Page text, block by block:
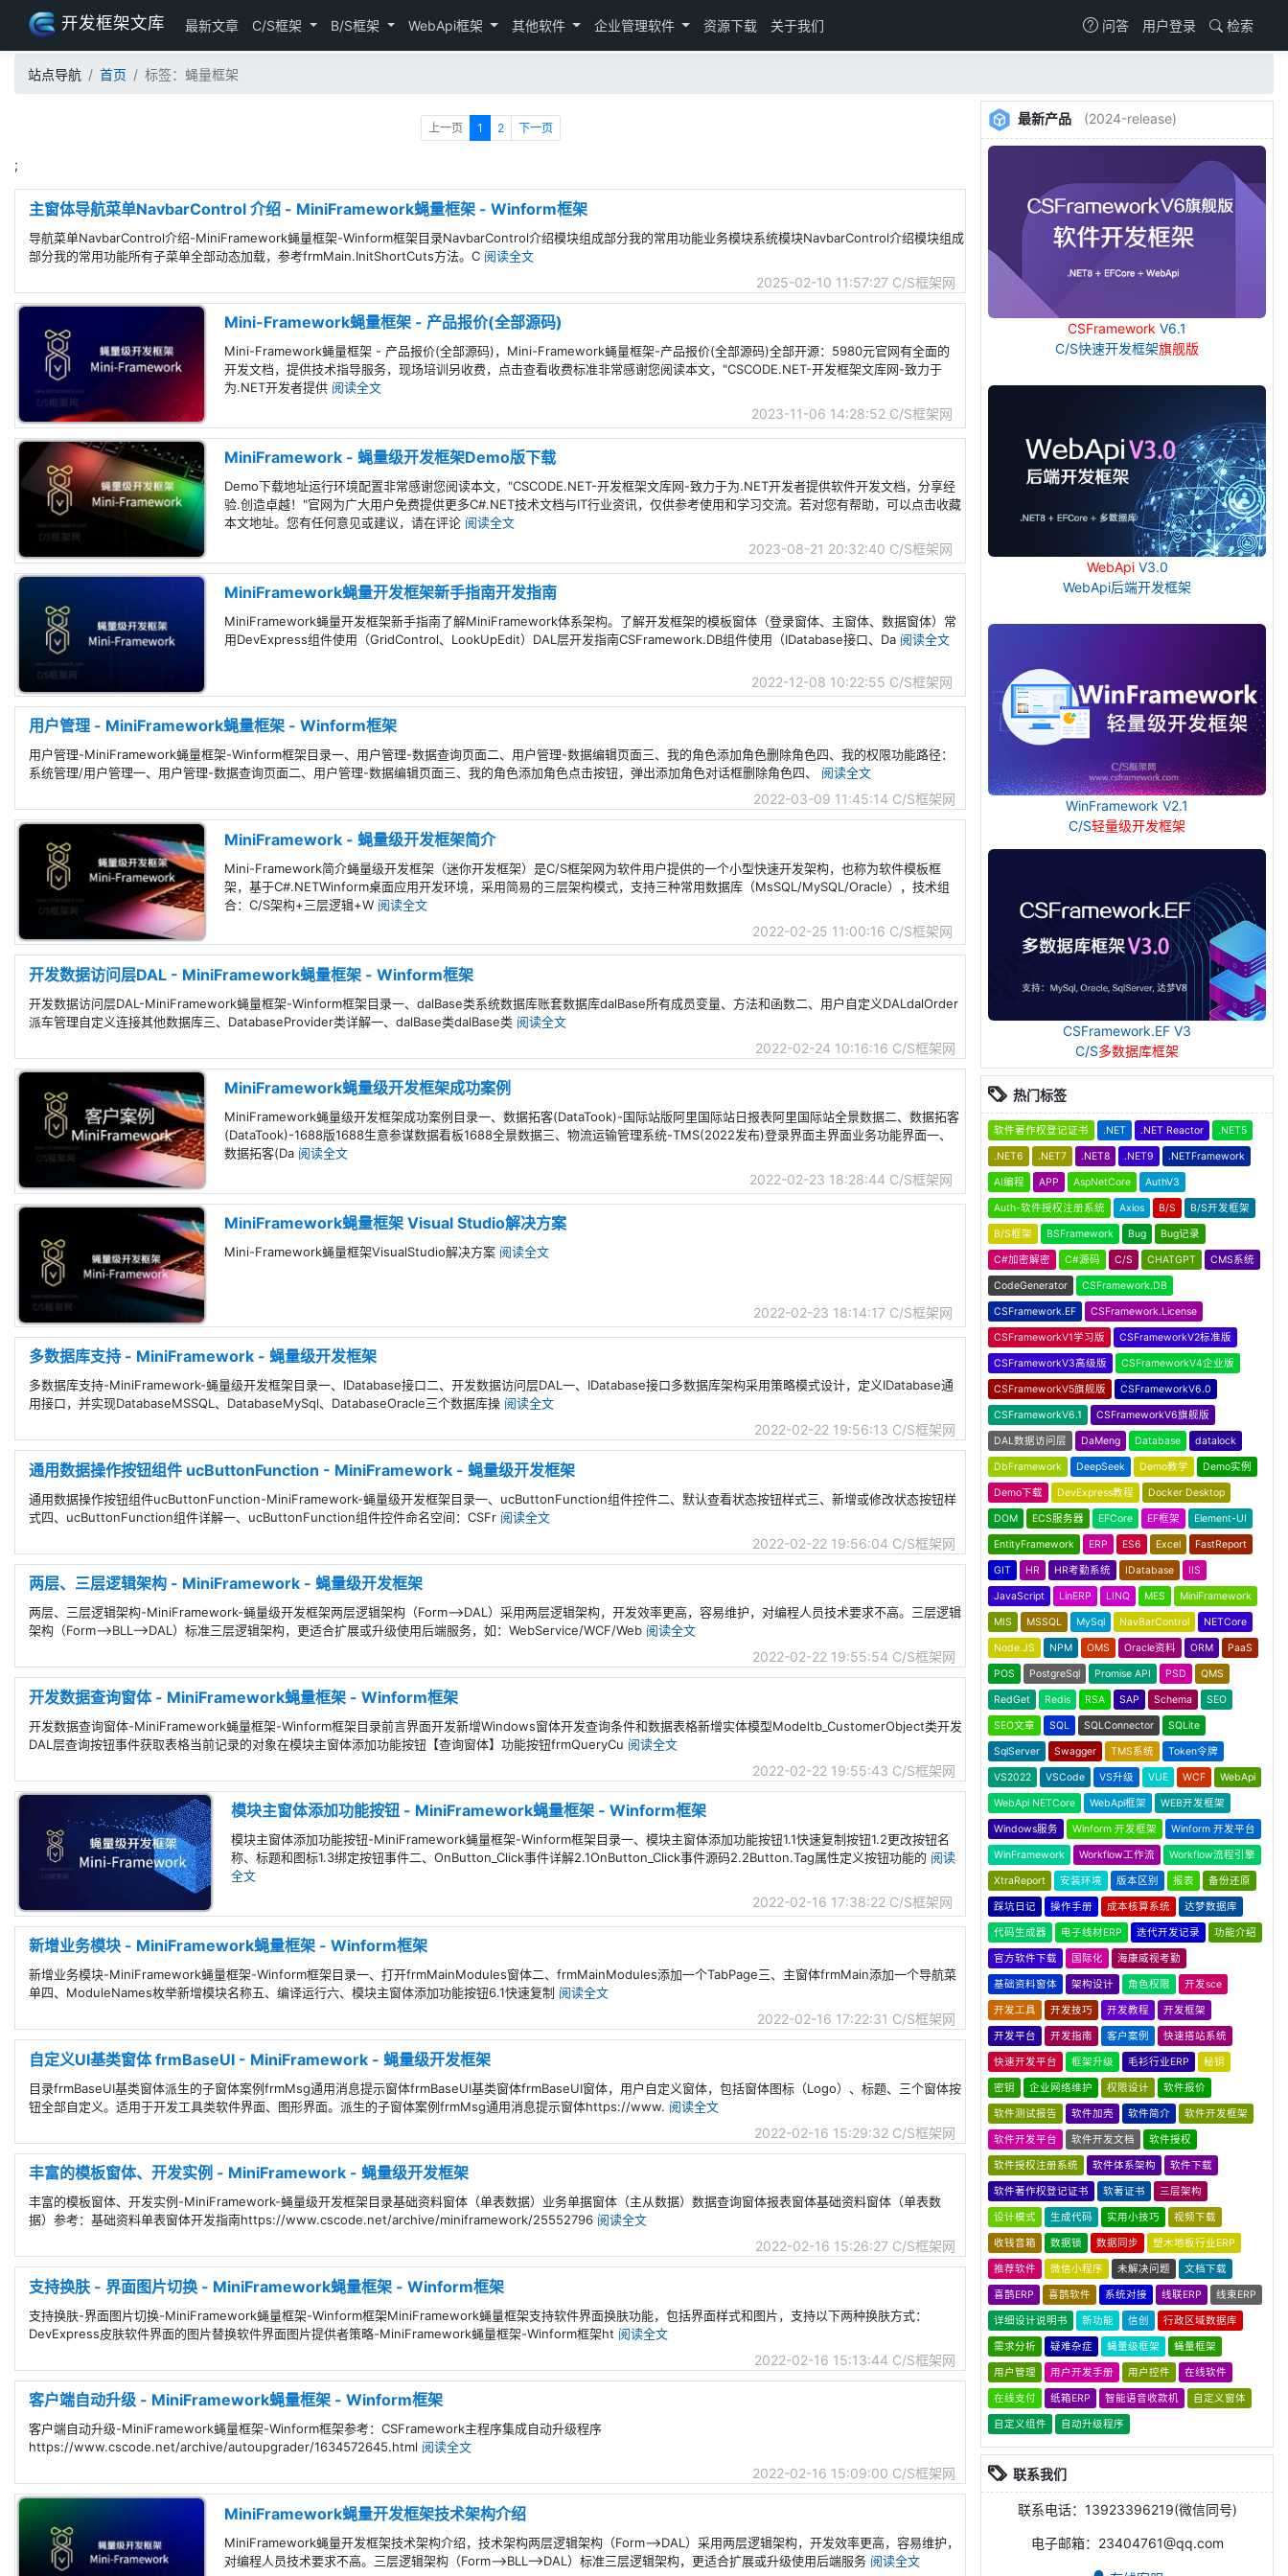
开发框架文库 最新文章 C/S框架 B/S框架 WebApi框架 其他软件 企业管理软件 资源下载 关于我们 问答 用户登录 检索
站点导航 首页 标签：蝇量框架
上一页 1 2 下一页
;
主窗体导航菜单NavbarControl 介绍 - MiniFramework蝇量框架 - Winform框架
导航菜单NavbarControl介绍-MiniFramework蝇量框架-Winform框架目录NavbarControl介绍模块组成部分我的常用功能业务模块系统模块NavbarControl介绍模块组成
部分我的常用功能所有子菜单全部动态加载，参考frmMain.InitShortCuts方法。C 阅读全文
2025-02-10 11:57:27 C/S框架网
Mini-Framework蝇量框架 - 产品报价(全部源码)
Mini-Framework蝇量框架 - 产品报价(全部源码)，Mini-Framework蝇量框架-产品报价(全部源码)全部开源：5980元官网有全面的
开发文档，提供技术指导服务，现场培训另收费，点击查看收费标准非常感谢您阅读本文，"CSCODE.NET-开发框架文库网-致力于
为.NET开发者提供 阅读全文
2023-11-06 14:28:52 C/S框架网
MiniFramework - 蝇量级开发框架Demo版下载
Demo下载地址运行环境配置非常感谢您阅读本文，"CSCODE.NET-开发框架文库网-致力于为.NET开发者提供软件开发文档，分享经
验.创造卓越！"官网为广大用户免费提供更多C#.NET技术文档与IT行业资讯，仅供参考使用和学习交流。若对您有帮助，可以点击收藏
本文地址。您有任何意见或建议，请在评论 阅读全文
2023-08-21 20:32:40 C/S框架网
MiniFramework蝇量开发框架新手指南开发指南
MiniFramework蝇量开发框架新手指南了解MiniFramework体系架构。了解开发框架的模板窗体（登录窗体、主窗体、数据窗体）常
用DevExpress组件使用（GridControl、LookUpEdit）DAL层开发指南CSFramework.DB组件使用（IDatabase接口、Da 阅读全文
2022-12-08 10:22:55 C/S框架网
用户管理 - MiniFramework蝇量框架 - Winform框架
用户管理-MiniFramework蝇量框架-Winform框架目录一、用户管理-数据查询页面二、用户管理-数据编辑页面三、我的角色添加角色删除角色四、我的权限功能路径：
系统管理/用户管理一、用户管理-数据查询页面二、用户管理-数据编辑页面三、我的角色添加角色点击按钮，弹出添加角色对话框删除角色四、 阅读全文
2022-03-09 11:45:14 C/S框架网
MiniFramework - 蝇量级开发框架简介
Mini-Framework简介蝇量级开发框架（迷你开发框架）是C/S框架网为软件用户提供的一个小型快速开发架构，也称为软件模板框
架，基于C#.NETWinform桌面应用开发环境，采用简易的三层架构模式，支持三种常用数据库（MsSQL/MySQL/Oracle），技术组
合：C/S架构+三层逻辑+W 阅读全文
2022-02-25 11:00:16 C/S框架网
开发数据访问层DAL - MiniFramework蝇量框架 - Winform框架
开发数据访问层DAL-MiniFramework蝇量框架-Winform框架目录一、dalBase类系统数据库账套数据库dalBase所有成员变量、方法和函数二、用户自定义DALdalOrder
派车管理自定义连接其他数据库三、DatabaseProvider类详解一、dalBase类dalBase类 阅读全文
2022-02-24 10:16:16 C/S框架网
MiniFramework蝇量级开发框架成功案例
MiniFramework蝇量级开发框架成功案例目录一、数据拓客(DataTook)-国际站版阿里国际站日报表阿里国际站全景数据二、数据拓客
(DataTook)-1688版1688生意参谋数据看板1688全景数据三、物流运输管理系统-TMS(2022发布)登录界面主界面业务功能界面一、
数据拓客(Da 阅读全文
2022-02-23 18:28:44 C/S框架网
MiniFramework蝇量框架 Visual Studio解决方案
Mini-Framework蝇量框架VisualStudio解决方案 阅读全文
2022-02-23 18:14:17 C/S框架网
多数据库支持 - MiniFramework - 蝇量级开发框架
多数据库支持-MiniFramework-蝇量级开发框架目录一、IDatabase接口二、开发数据访问层DAL一、IDatabase接口多数据库架构采用策略模式设计，定义IDatabase通
用接口，并实现DatabaseMSSQL、DatabaseMySql、DatabaseOracle三个数据库操 阅读全文
2022-02-22 19:56:13 C/S框架网
通用数据操作按钮组件 ucButtonFunction - MiniFramework - 蝇量级开发框架
通用数据操作按钮组件ucButtonFunction-MiniFramework-蝇量级开发框架目录一、ucButtonFunction组件控件二、默认查看状态按钮样式三、新增或修改状态按钮样
式四、ucButtonFunction组件详解一、ucButtonFunction组件控件命名空间：CSFr 阅读全文
2022-02-22 19:56:04 C/S框架网
两层、三层逻辑架构 - MiniFramework - 蝇量级开发框架
两层、三层逻辑架构-MiniFramework-蝇量级开发框架两层逻辑架构（Form-->DAL）采用两层逻辑架构，开发效率更高，容易维护，对编程人员技术要求不高。三层逻辑
架构（Form-->BLL-->DAL）标准三层逻辑架构，更适合扩展或升级使用后端服务，如：WebService/WCF/Web 阅读全文
2022-02-22 19:55:54 C/S框架网
开发数据查询窗体 - MiniFramework蝇量框架 - Winform框架
开发数据查询窗体-MiniFramework蝇量框架-Winform框架目录前言界面开发新增Windows窗体开发查询条件和数据表格新增实体模型Modeltb_CustomerObject类开发
DAL层查询按钮事件获取表格当前记录的对象在模块主窗体添加功能按钮【查询窗体】功能按钮frmQueryCu 阅读全文
2022-02-22 19:55:43 C/S框架网
模块主窗体添加功能按钮 - MiniFramework蝇量框架 - Winform框架
模块主窗体添加功能按钮-MiniFramework蝇量框架-Winform框架目录一、模块主窗体添加功能按钮1.1快速复制按钮1.2更改按钮名
称、标题和图标1.3绑定按钮事件二、OnButton_Click事件详解2.1OnButton_Click事件源码2.2Button.Tag属性定义按钮功能的 阅读
全文
2022-02-16 17:38:22 C/S框架网
新增业务模块 - MiniFramework蝇量框架 - Winform框架
新增业务模块-MiniFramework蝇量框架-Winform框架目录一、打开frmMainModules窗体二、frmMainModules添加一个TabPage三、主窗体frmMain添加一个导航菜
单四、ModuleNames枚举新增模块名称五、编译运行六、模块主窗体添加功能按钮6.1快速复制 阅读全文
2022-02-16 17:22:31 C/S框架网
自定义UI基类窗体 frmBaseUI - MiniFramework - 蝇量级开发框架
目录frmBaseUI基类窗体派生的子窗体案例frmMsg通用消息提示窗体frmBaseUI基类窗体frmBaseUI窗体，用户自定义窗体，包括窗体图标（Logo）、标题、三个窗体按
钮全部自定义。适用于开发工具类软件界面、图形界面。派生的子窗体案例frmMsg通用消息提示窗体https://www. 阅读全文
2022-02-16 15:29:32 C/S框架网
丰富的模板窗体、开发实例 - MiniFramework - 蝇量级开发框架
丰富的模板窗体、开发实例-MiniFramework-蝇量级开发框架目录基础资料窗体（单表数据）业务单据窗体（主从数据）数据查询窗体报表窗体基础资料窗体（单表数
据）参考：基础资料单表窗体开发指南https://www.cscode.net/archive/miniframework/25552796 阅读全文
2022-02-16 15:26:27 C/S框架网
支持换肤 - 界面图片切换 - MiniFramework蝇量框架 - Winform框架
支持换肤-界面图片切换-MiniFramework蝇量框架-Winform框架MiniFramework蝇量框架支持软件界面换肤功能，包括界面样式和图片，支持以下两种换肤方式：
DevExpress皮肤软件界面的图片替换软件界面图片提供者策略-MiniFramework蝇量框架-Winform框架ht 阅读全文
2022-02-16 15:13:44 C/S框架网
客户端自动升级 - MiniFramework蝇量框架 - Winform框架
客户端自动升级-MiniFramework蝇量框架-Winform框架参考：CSFramework主程序集成自动升级程序
https://www.cscode.net/archive/autoupgrader/1634572645.html 阅读全文
2022-02-16 15:09:00 C/S框架网
MiniFramework蝇量开发框架技术架构介绍
MiniFramework蝇量开发框架技术架构介绍，技术架构两层逻辑架构（Form-->DAL）采用两层逻辑架构，开发效率更高，容易维护，
对编程人员技术要求不高。三层逻辑架构（Form-->BLL-->DAL）标准三层逻辑架构，更适合扩展或升级使用后端服务 阅读全文
最新产品 (2024-release)
CSFramework V6.1
C/S快速开发框架旗舰版
WebApiV3.0
WebApi后端开发框架
WinFramework V2.1
C/S轻量级开发框架
CSFramework.EF V3
C/S多数据库框架
热门标签
软件著作权登记证书 .NET .NET Reactor .NET5
.NET6 .NET7 .NET8 .NET9 .NETFramework
AI编程 APP AspNetCore AuthV3
Auth-软件授权注册系统 Axios B/S B/S开发框架
B/S框架 BSFramework Bug Bug记录
C#加密解密 C#源码 C/S CHATGPT CMS系统
CodeGenerator CSFramework.DB
CSFramework.EF CSFramework.License
CSFrameworkV1学习版 CSFrameworkV2标准版
CSFrameworkV3高级版 CSFrameworkV4企业版
CSFrameworkV5旗舰版 CSFrameworkV6.0
CSFrameworkV6.1 CSFrameworkV6旗舰版
DAL数据访问层 DaMeng Database datalock
DbFramework DeepSeek Demo教学 Demo实例
Demo下载 DevExpress教程 Docker Desktop
DOM ECS服务器 EFCore EF框架 Element-UI
EntityFramework ERP ES6 Excel FastReport
GIT HR HR考勤系统 IDatabase IIS
JavaScript LinERP LINQ MES MiniFramework
MIS MSSQL MySql NavBarControl NETCore
Node.JS NPM OMS Oracle资料 ORM PaaS
POS PostgreSql Promise API PSD QMS
RedGet Redis RSA SAP Schema SEO
SEO文章 SQL SQLConnector SQLite
SqlServer Swagger TMS系统 Token令牌
VS2022 VSCode VS升级 VUE WCF WebApi
WebApi NETCore WebApi框架 WEB开发框架
Windows服务 Winform 开发框架 Winform 开发平台
WinFramework Workflow工作流 Workflow流程引擎
XtraReport 安装环境 版本区别 报表 备份还原
踩坑日记 操作手册 成本核算系统 达梦数据库
代码生成器 电子线材ERP 迭代开发记录 功能介绍
官方软件下载 国际化 海康威视考勤
基础资料窗体 架构设计 角色权限 开发sce
开发工具 开发技巧 开发教程 开发框架
开发平台 开发指南 客户案例 快速搭站系统
快速开发平台 框架升级 毛衫行业ERP 秘钥
密钥 企业网络维护 权限设计 软件报价
软件测试报告 软件加壳 软件简介 软件开发框架
软件开发平台 软件开发文档 软件授权
软件授权注册系统 软件体系架构 软件下载
软件著作权登记证书 软著证书 三层架构
设计模式 生成代码 实用小技巧 视频下载
收钱音箱 数据锁 数据同步 塑木地板行业ERP
推荐软件 微信小程序 未解决问题 文档下载
喜鹊ERP 喜鹊软件 系统对接 线联ERP 线束ERP
详细设计说明书 新功能 信创 行政区域数据库
需求分析 疑难杂症 蝇量级框架 蝇量框架
用户管理 用户开发手册 用户控件 在线软件
在线支付 纸箱ERP 智能语音收款机 自定义窗体
自定义组件 自动升级程序
联系我们
联系电话：13923396219(微信同号)
电子邮箱：23404761@qq.com